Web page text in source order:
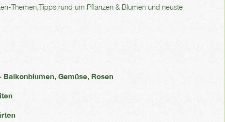
Themen,Tipps rund um Pflanzen & Blumen und neuste
Gemüse, Rosen